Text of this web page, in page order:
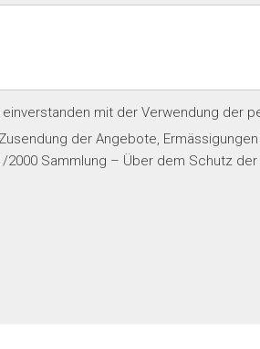
mit der Verwendung der
der Angebote,
Sammlung – Über dem Schutz